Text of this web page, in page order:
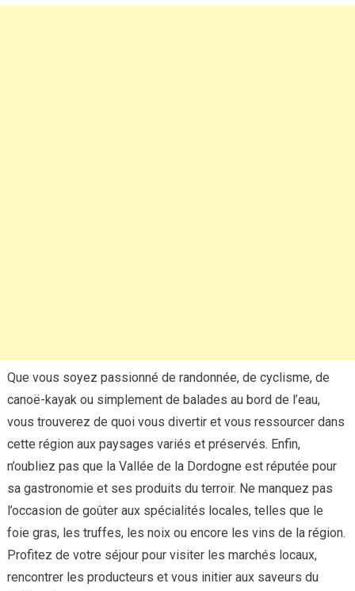
Que vous soyez passionné de randonnée, de cyclisme, de
canoë-kayak ou simplement de balades au bord de l’eau,
vous trouverez de quoi vous divertir et vous ressourcer dans
cette région aux paysages variés et préservés. Enfin,
n’oubliez pas que la Vallée de la Dordogne est réputée pour
sa gastronomie et ses produits du terroir. Ne manquez pas
l’occasion de goûter aux spécialités locales, telles que le
foie gras, les truffes, les noix ou encore les vins de la région.
Profitez de votre séjour pour visiter les marchés locaux,
rencontrer les producteurs et vous initier aux saveurs du